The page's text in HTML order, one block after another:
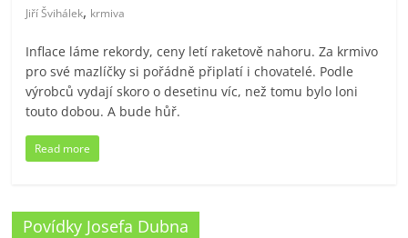
Jiří Švihálek, krmiva
Inflace láme rekordy, ceny letí raketově nahoru. Za krmivo
pro své mazlíčky si pořádně připlatí i chovatelé. Podle
výrobců vydají skoro o desetinu víc, než tomu bylo loni
touto dobou. A bude hůř.
Read more
Povídky Josefa Dubna